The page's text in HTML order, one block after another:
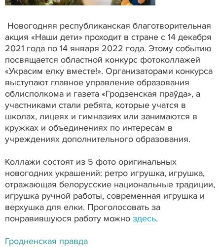
Новогодняя республиканская благотворительная
акция «Наши дети» проходит в стране с 14 декабря
2021 года по 14 января 2022 года. Этому событию
посвящается областной конкурс фотоколлажей
«Украсим елку вместе!». Организаторами конкурса
выступают главное управление образования
облисполкома и газета «Гродзенская праўда», а
участниками стали ребята, которые учатся в
школах, лицеях и гимназиях или занимаются в
кружках и объединениях по интересам в
учреждениях дополнительного образования.
Коллажи состоят из 5 фото оригинальных
новогодних украшений: ретро игрушка, игрушка,
отражающая белорусские национальные традиции,
игрушка ручной работы, современная игрушка и
верхушка для елки. Проголосовать за
понравившуюся работу можно здесь.
Гродненская правда